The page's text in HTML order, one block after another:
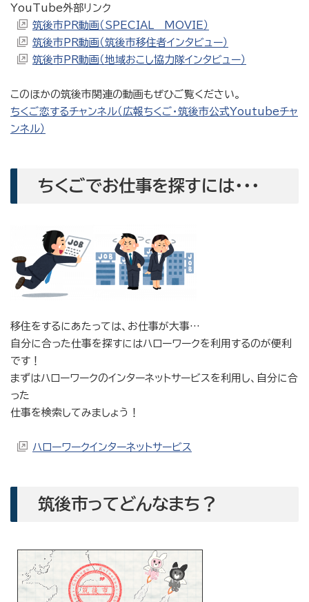
YouTube外部リンク
筑後市PR動画（SPECIAL MOVIE）
筑後市PR動画（筑後市移住者インタビュー）
筑後市PR動画（地域おこし協力隊インタビュー）
このほかの筑後市関連の動画もぜひご覧ください。
ちくご恋するチャンネル（広報ちくご・筑後市公式Youtubeチャ
ンネル）
ちくごでお仕事を探すには・・・
移住をするにあたっては、お仕事が大事…
自分に合った仕事を探すにはハローワークを利用するのが便利
です！
まずはハローワークのインターネットサービスを利用し、自分に合
った
仕事を検索してみましょう！
ハローワークインターネットサービス
筑後市ってどんなまち？